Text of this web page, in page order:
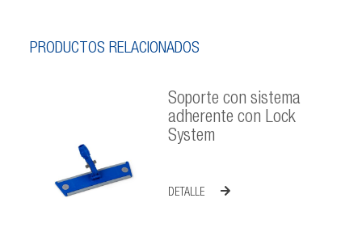
PRODUCTOS RELACIONADOS
Soporte con sistema
adherente con Lock
System
DETALLE